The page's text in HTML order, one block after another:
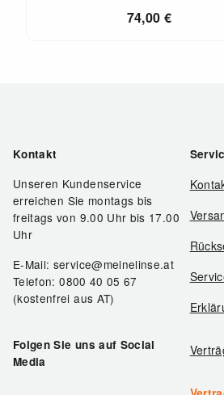
74,00 €
Kontakt
Unseren Kundenservice
erreichen Sie montags bis
freitags von 9.00 Uhr bis 17.00
Uhr
E-Mail: service@meinelinse.at
Telefon: 0800 40 05 67
(kostenfrei aus AT)
Folgen Sie uns auf Social
Media